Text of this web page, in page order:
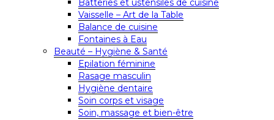
Batteries et ustensiles de cuisine
Vaisselle – Art de la Table
Balance de cuisine
Fontaines à Eau
Beauté – Hygiène & Santé
Epilation féminine
Rasage masculin
Hygiène dentaire
Soin corps et visage
Soin, massage et bien-être